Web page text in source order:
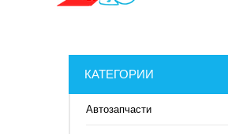
КАТЕГОРИИ
Aвтозапчасти